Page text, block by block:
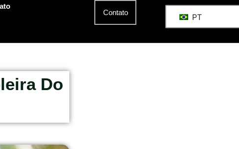
Contato PT
Do